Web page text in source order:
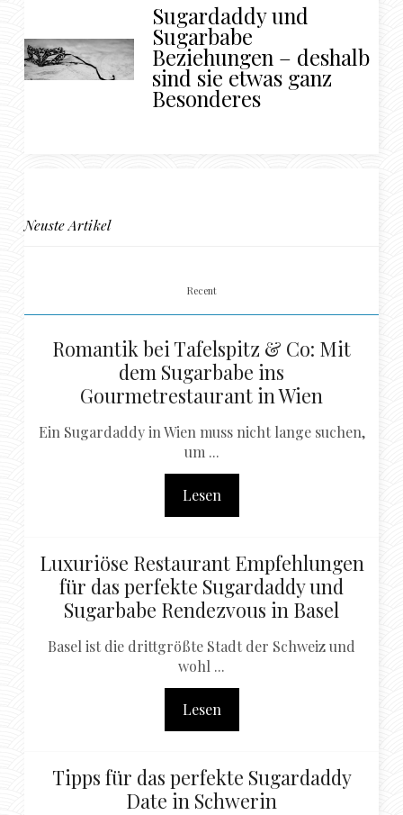
Sugardaddy und
Sugarbabe
Beziehungen – deshalb
sind sie etwas ganz
Besonderes
Neuste Artikel
Recent
Romantik bei Tafelspitz & Co: Mit
dem Sugarbabe ins
Gourmetrestaurant in Wien
Ein Sugardaddy in Wien muss nicht lange suchen,
um ...
Lesen
Luxuriöse Restaurant Empfehlungen
für das perfekte Sugardaddy und
Sugarbabe Rendezvous in Basel
Basel ist die drittgrößte Stadt der Schweiz und
wohl ...
Lesen
Tipps für das perfekte Sugardaddy
Date in Schwerin